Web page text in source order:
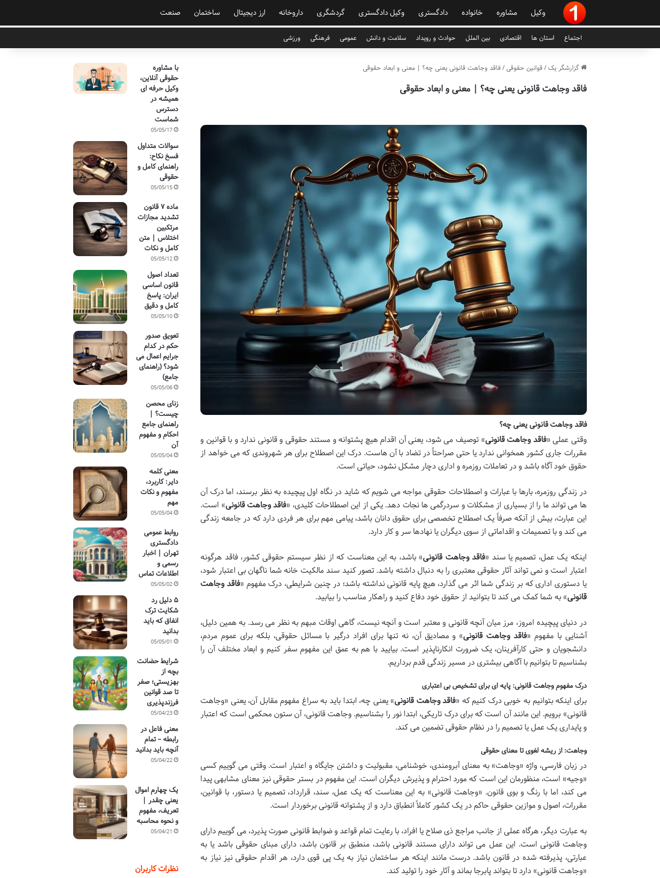
وکیل مشاوره خانواده دادگستری وکیل دادگستری گردشگری داروخانه ارز دیجیتال ساختمان صنعت
اجتماع استان ها اقتصادی بین الملل حوادث و رویداد سلامت و دانش عمومی فرهنگی ورزشی
گزارشگر یک/ قوانین حقوقی/ فاقد وجاهت قانونی یعنی چه؟ | معنی و ابعاد حقوقی
فاقد وجاهت قانونی یعنی چه؟ | معنی و ابعاد حقوقی
فاقد وجاهت قانونی یعنی چه؟
وقتی عملی «فاقد وجاهت قانونی» توصیف می شود، یعنی آن اقدام هیچ پشتوانه و مستند حقوقی و قانونی ندارد و با قوانین و
مقررات جاری کشور همخوانی ندارد یا حتی صراحتاً در تضاد با آن هاست. درک این اصطلاح برای هر شهروندی که می خواهد از
حقوق خود آگاه باشد و در تعاملات روزمره و اداری دچار مشکل نشود، حیاتی است.
در زندگی روزمره، بارها با عبارات و اصطلاحات حقوقی مواجه می شویم که شاید در نگاه اول پیچیده به نظر برسند، اما درک آن
ها می تواند ما را از بسیاری از مشکلات و سردرگمی ها نجات دهد. یکی از این اصطلاحات کلیدی، «فاقد وجاهت قانونی» است.
این عبارت، بیش از آنکه صرفاً یک اصطلاح تخصصی برای حقوق دانان باشد، پیامی مهم برای هر فردی دارد که در جامعه زندگی
می کند و با تصمیمات و اقداماتی از سوی دیگران یا نهادها سر و کار دارد.
اینکه یک عمل، تصمیم یا سند «فاقد وجاهت قانونی» باشد، به این معناست که از نظر سیستم حقوقی کشور، فاقد هرگونه
اعتبار است و نمی تواند آثار حقوقی معتبری را به دنبال داشته باشد. تصور کنید سند مالکیت خانه شما ناگهان بی اعتبار شود،
یا دستوری اداری که بر زندگی شما اثر می گذارد، هیچ پایه قانونی نداشته باشد؛ در چنین شرایطی، درک مفهوم «فاقد وجاهت
قانونی» به شما کمک می کند تا بتوانید از حقوق خود دفاع کنید و راهکار مناسب را بیابید.
در دنیای پیچیده امروز، مرز میان آنچه قانونی و معتبر است و آنچه نیست، گاهی اوقات مبهم به نظر می رسد. به همین دلیل،
آشنایی با مفهوم «فاقد وجاهت قانونی» و مصادیق آن، نه تنها برای افراد درگیر با مسائل حقوقی، بلکه برای عموم مردم،
دانشجویان و حتی کارآفرینان، یک ضرورت انکارناپذیر است. بیایید با هم به عمق این مفهوم سفر کنیم و ابعاد مختلف آن را
بشناسیم تا بتوانیم با آگاهی بیشتری در مسیر زندگی قدم برداریم.
درک مفهوم وجاهت قانونی: پایه ای برای تشخیص بی اعتباری
برای اینکه بتوانیم به خوبی درک کنیم که «فاقد وجاهت قانونی» یعنی چه، ابتدا باید به سراغ مفهوم مقابل آن، یعنی «وجاهت
قانونی» برویم. این مانند آن است که برای درک تاریکی، ابتدا نور را بشناسیم. وجاهت قانونی، آن ستون محکمی است که اعتبار
و پایداری یک عمل یا تصمیم را در نظام حقوقی تضمین می کند.
وجاهت: از ریشه لغوی تا معنای حقوقی
در زبان فارسی، واژه «وجاهت» به معنای آبرومندی، خوشنامی، مقبولیت و داشتن جایگاه و اعتبار است. وقتی می گوییم کسی
«وجیه» است، منظورمان این است که مورد احترام و پذیرش دیگران است. این مفهوم در بستر حقوقی نیز معنای مشابهی پیدا
می کند، اما با رنگ و بوی قانون. «وجاهت قانونی» به این معناست که یک عمل، سند، قرارداد، تصمیم یا دستور، با قوانین،
مقررات، اصول و موازین حقوقی حاکم در یک کشور کاملاً انطباق دارد و از پشتوانه قانونی برخوردار است.
به عبارت دیگر، هرگاه عملی از جانب مراجع ذی صلاح یا افراد، با رعایت تمام قواعد و ضوابط قانونی صورت پذیرد، می گوییم دارای
وجاهت قانونی است. این عمل می تواند دارای مستند قانونی باشد، منطبق بر قانون باشد، دارای مبنای حقوقی باشد یا به
عبارتی، پذیرفته شده در قانون باشد. درست مانند اینکه هر ساختمان نیاز به یک پی قوی دارد، هر اقدام حقوقی نیز نیاز به
«وجاهت قانونی» دارد تا بتواند پابرجا بماند و آثار خود را تولید کند.
با مشاوره
حقوقی آنلاین،
وکیل حرفه ای
همیشه در
دسترس
شماست
05/05/17
سوالات متداول
فسخ نکاح:
راهنمای کامل و
حقوقی
05/05/15
ماده ۷ قانون
تشدید مجازات
مرتکبین
اختلاس | متن
کامل و نکات
05/05/12
تعداد اصول
قانون اساسی
ایران: پاسخ
کامل و دقیق
05/05/10
تعویق صدور
حکم در کدام
جرایم اعمال می
شود؟ (راهنمای
جامع)
05/05/06
زنای محصن
چیست؟ |
راهنمای جامع
احکام و مفهوم
آن
05/05/04
معنی کلمه
دایر: کاربرد،
مفهوم و نکات
مهم
05/05/04
روابط عمومی
دادگستری
تهران | اخبار
رسمی و
اطلاعات تماس
05/05/02
۵ دلیل رد
شکایت ترک
انفاق که باید
بدانید
05/05/01
شرایط حضانت
بچه از
بهزیستی؛ صفر
تا صد قوانین
فرزندپذیری
05/04/23
معنی فاعل در
رابطه – تمام
آنچه باید بدانید
05/04/22
یک چهارم اموال
یعنی چقدر |
تعریف، مفهوم
و نحوه محاسبه
05/04/21
نظرات کاربران